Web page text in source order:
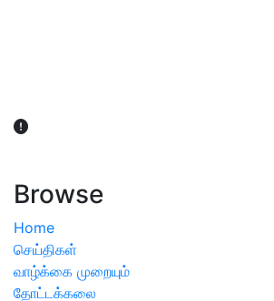
Browse
Home
செய்திகள்
வாழ்க்கை முறையும்
தோட்டக்கலை